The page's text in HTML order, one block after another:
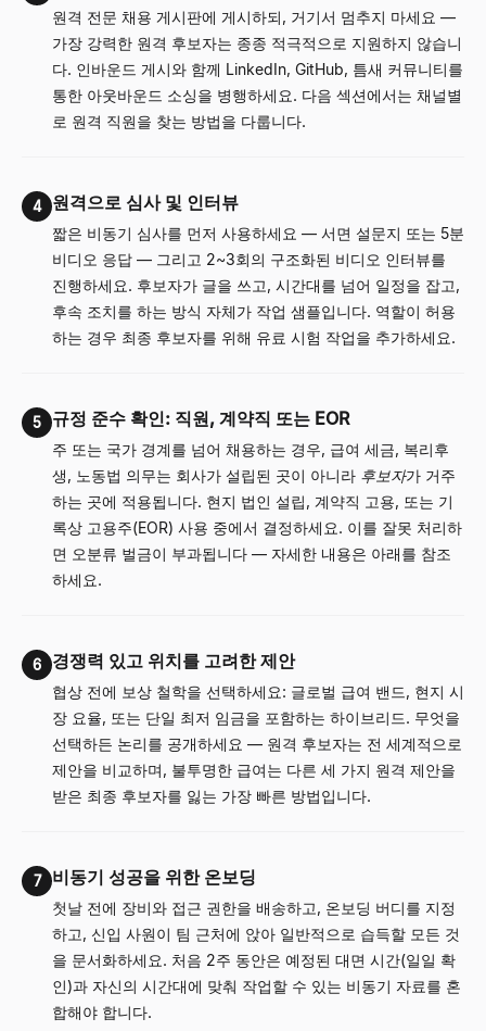
원격 전문 채용 게시판에 게시하되, 거기서 멈추지 마세요 —
가장 강력한 원격 후보자는 종종 적극적으로 지원하지 않습니
다. 인바운드 게시와 함께 LinkedIn, GitHub, 틈새 커뮤니티를
통한 아웃바운드 소싱을 병행하세요. 다음 섹션에서는 채널별
로 원격 직원을 찾는 방법을 다룹니다.
4 원격으로 심사 및 인터뷰
짧은 비동기 심사를 먼저 사용하세요 — 서면 설문지 또는 5분
비디오 응답 — 그리고 2~3회의 구조화된 비디오 인터뷰를
진행하세요. 후보자가 글을 쓰고, 시간대를 넘어 일정을 잡고,
후속 조치를 하는 방식 자체가 작업 샘플입니다. 역할이 허용
하는 경우 최종 후보자를 위해 유료 시험 작업을 추가하세요.
5 규정 준수 확인: 직원, 계약직 또는 EOR
주 또는 국가 경계를 넘어 채용하는 경우, 급여 세금, 복리후
생, 노동법 의무는 회사가 설립된 곳이 아니라 후보자가 거주
하는 곳에 적용됩니다. 현지 법인 설립, 계약직 고용, 또는 기
록상 고용주(EOR) 사용 중에서 결정하세요. 이를 잘못 처리하
면 오분류 벌금이 부과됩니다 — 자세한 내용은 아래를 참조
하세요.
6 경쟁력 있고 위치를 고려한 제안
협상 전에 보상 철학을 선택하세요: 글로벌 급여 밴드, 현지 시
장 요율, 또는 단일 최저 임금을 포함하는 하이브리드. 무엇을
선택하든 논리를 공개하세요 — 원격 후보자는 전 세계적으로
제안을 비교하며, 불투명한 급여는 다른 세 가지 원격 제안을
받은 최종 후보자를 잃는 가장 빠른 방법입니다.
7 비동기 성공을 위한 온보딩
첫날 전에 장비와 접근 권한을 배송하고, 온보딩 버디를 지정
하고, 신입 사원이 팀 근처에 앉아 일반적으로 습득할 모든 것
을 문서화하세요. 처음 2주 동안은 예정된 대면 시간(일일 확
인)과 자신의 시간대에 맞춰 작업할 수 있는 비동기 자료를 혼
합해야 합니다.